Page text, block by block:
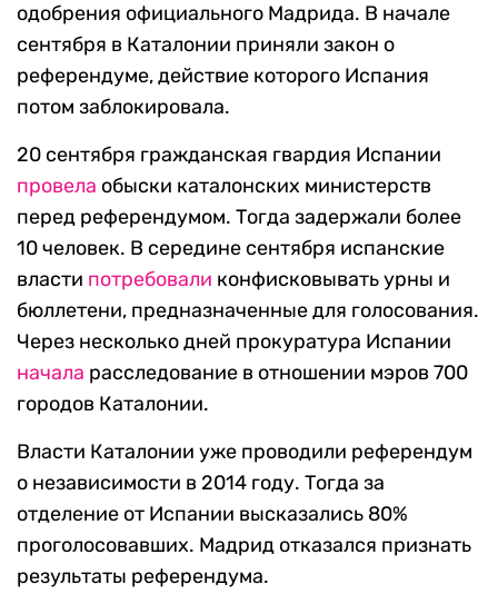
одобрения официального Мадрида. В начале
сентября в Каталонии приняли закон о
референдуме, действие которого Испания
потом заблокировала.
20 сентября гражданская гвардия Испании
провела обыски каталонских министерств
перед референдумом. Тогда задержали более
10 человек. В середине сентября испанские
власти потребовали конфисковывать урны и
бюллетени, предназначенные для голосования.
Через несколько дней прокуратура Испании
начала расследование в отношении мэров 700
городов Каталонии.
Власти Каталонии уже проводили референдум
о независимости в 2014 году. Тогда за
отделение от Испании высказались 80%
проголосовавших. Мадрид отказался признать
результаты референдума.